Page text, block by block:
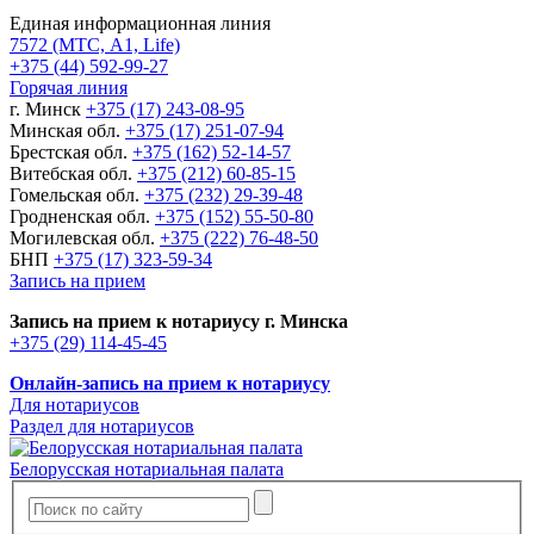
Единая информационная линия
7572 (МТС, A1, Life)
+375 (44) 592-99-27
Горячая линия
г. Минск +375 (17) 243-08-95
Минская обл. +375 (17) 251-07-94
Брестская обл. +375 (162) 52-14-57
Витебская обл. +375 (212) 60-85-15
Гомельская обл. +375 (232) 29-39-48
Гродненская обл. +375 (152) 55-50-80
Могилевская обл. +375 (222) 76-48-50
БНП +375 (17) 323-59-34
Запись на прием
Запись на прием к нотариусу г. Минска
+375 (29) 114-45-45
Онлайн-запись на прием к нотариусу
Для нотариусов
Раздел для нотариусов
Белорусская нотариальная палата